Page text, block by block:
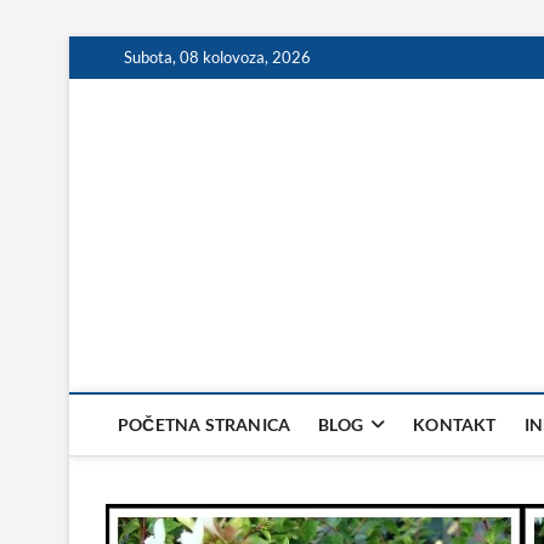
to
Subota, 08 kolovoza, 2026
POČETNA STRANICA BLOG KONTAKT